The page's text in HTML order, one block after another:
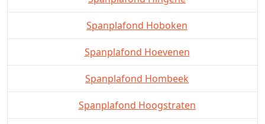
Spanplafond Hoboken
Spanplafond Hoevenen
Spanplafond Hombeek
Spanplafond Hoogstraten